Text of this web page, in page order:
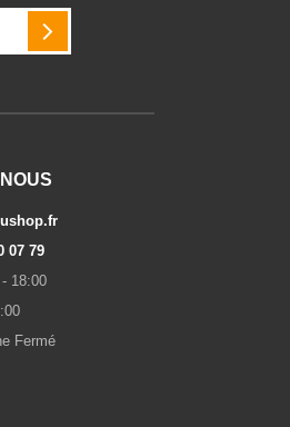
INSCRIPTION
07 79
18:00
Fermé